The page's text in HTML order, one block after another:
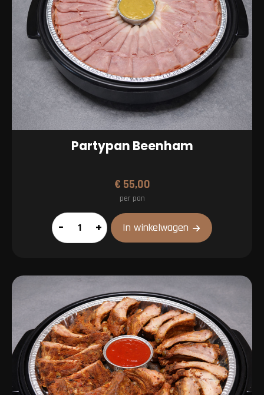
Partypan Beenham
€ 55,00
per pan
Partypan
Beenham
– + In winkelwagen